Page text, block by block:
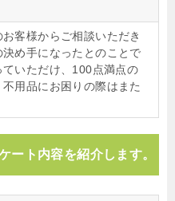
客様からご相談いただき
め手になったとのことで
いただけ、100点満点の
用品にお困りの際はまた
ート内容を紹介します。